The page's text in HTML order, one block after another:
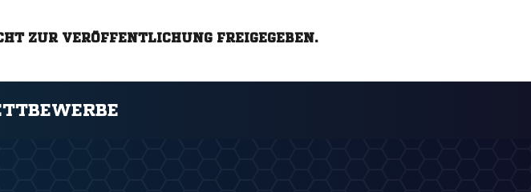
ZUR VERÖFFENTLICHUNG FREIGEGEBEN.